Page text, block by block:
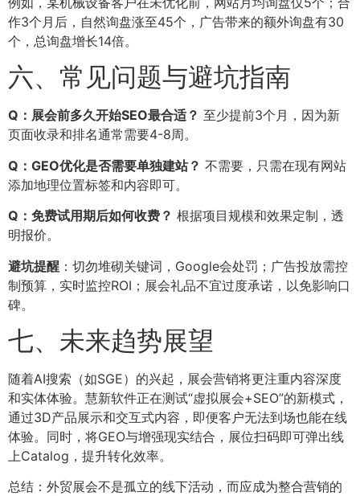
作3个月后，自然询盘涨至45个，广告带来的额外询盘有30
个，总询盘增长14倍。
六、常见问题与避坑指南
Q：展会前多久开始SEO最合适？ 至少提前3个月，因为新
页面收录和排名通常需要4-8周。
Q：GEO优化是否需要单独建站？ 不需要，只需在现有网站
添加地理位置标签和内容即可。
Q：免费试用期后如何收费？ 根据项目规模和效果定制，透
明报价。
避坑提醒 ：切勿堆砌关键词，Google会处罚；广告投放需控
制预算，实时监控ROI；展会礼品不宜过度承诺，以免影响口
碑。
七、未来趋势展望
随着AI搜索（如SGE）的兴起，展会营销将更注重内容深度
和实体体验。慧新软件正在测试“虚拟展会+SEO”的新模式，
通过3D产品展示和交互式内容，即便客户无法到场也能在线
体验。同时，将GEO与增强现实结合，展位扫码即可弹出线
上Catalog，提升转化效率。
总结：外贸展会不是孤立的线下活动，而应成为整合营销的